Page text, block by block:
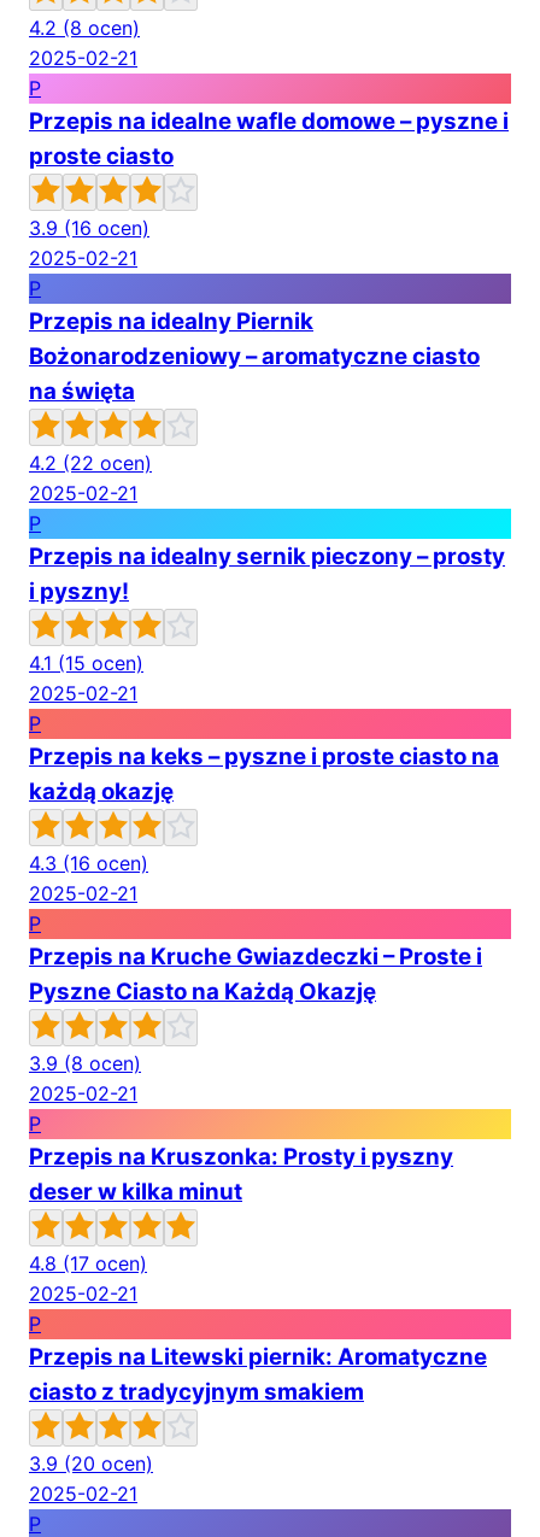
4.2 (8 ocen)
2025-02-21
P
Przepis na idealne wafle domowe – pyszne i
proste ciasto
3.9 (16 ocen)
2025-02-21
P
Przepis na idealny Piernik
Bożonarodzeniowy – aromatyczne ciasto
na święta
4.2 (22 ocen)
2025-02-21
P
Przepis na idealny sernik pieczony – prosty
i pyszny!
4.1 (15 ocen)
2025-02-21
P
Przepis na keks – pyszne i proste ciasto na
każdą okazję
4.3 (16 ocen)
2025-02-21
P
Przepis na Kruche Gwiazdeczki – Proste i
Pyszne Ciasto na Każdą Okazję
3.9 (8 ocen)
2025-02-21
P
Przepis na Kruszonka: Prosty i pyszny
deser w kilka minut
4.8 (17 ocen)
2025-02-21
P
Przepis na Litewski piernik: Aromatyczne
ciasto z tradycyjnym smakiem
3.9 (20 ocen)
2025-02-21
P